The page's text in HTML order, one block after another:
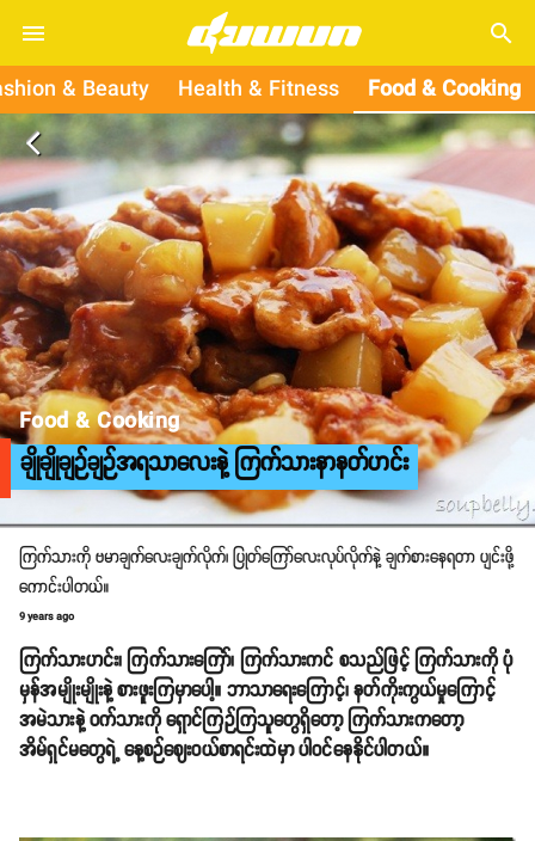
search
& Beauty Health & Fitness Food & Cooking
arrow_back_ios
Food & Cooking
ချိုချိုချဉ်ချဉ်အရသာလေးနဲ့ ကြက်သားနာနတ်ဟင်း
ကြက်သားကို ဗမာချက်လေးချက်လိုက်၊ ပြုတ်ကြော်လေးလုပ်လိုက်နဲ့ ချက်စားနေရတာ ပျင်းဖို့
ကောင်းပါတယ်။
9 years ago
ကြက်သားဟင်း၊ ကြက်သားကြော်၊ ကြက်သားကင် စသည်ဖြင့် ကြက်သားကို ပုံ
မှန်အမျိုးမျိုးနဲ့ စားဖူးကြမှာပေါ့။ ဘာသာရေးကြောင့်၊ နတ်ကိုးကွယ်မှုကြောင့်
အမဲသားနဲ့ ဝက်သားကို ရှောင်ကြဉ်ကြသူတွေရှိတော့ ကြက်သားကတော့
အိမ်ရှင်မတွေရဲ့ နေ့စဉ်ဈေးဝယ်စာရင်းထဲမှာ ပါဝင်နေနိုင်ပါတယ်။